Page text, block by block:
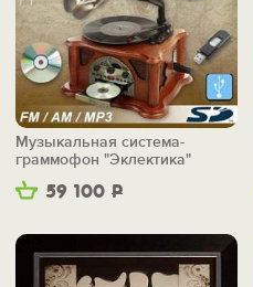
59 100 Р
Музыкальная система-
граммофон "Эклектика"